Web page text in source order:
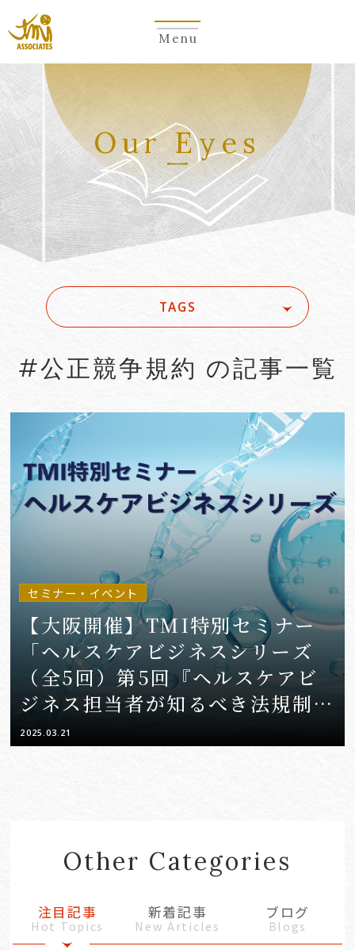
Menu
Our Eyes
TAGS
#Account seizure
#ACRA
#aerospace
#AFCP
#Agentic AI
#Agreements
#AI
#AI Governance
#AI/IoT
VIEW MORE
#公正競争規約 の記事一覧
セミナー・イベント
【大阪開催】TMI特別セミナー
「ヘルスケアビジネスシリーズ
（全5回）第5回『ヘルスケアビ
ジネス担当者が知るべき法規制の
全体像』」
2025.03.21
Other Categories
注目記事
Hot Topics
新着記事
New Articles
ブログ
Blogs